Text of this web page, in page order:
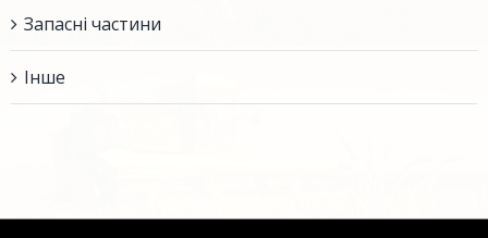
Запасні частини
Інше